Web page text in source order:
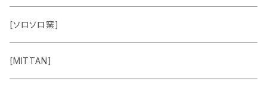
Vest
Pants
[ソロソロ窯]
[MITTAN]